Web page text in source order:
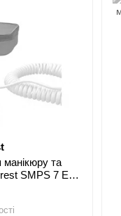
манікюру та
SMPS 7 E1